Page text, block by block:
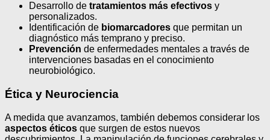
Desarrollo de tratamientos más efectivos y
personalizados.
Identificación de biomarcadores que permitan un
diagnóstico más temprano y preciso.
Prevención de enfermedades mentales a través de
intervenciones basadas en el conocimiento
neurobiológico.
Ética y Neurociencia
A medida que avanzamos, también debemos considerar los
aspectos éticos que surgen de estos nuevos